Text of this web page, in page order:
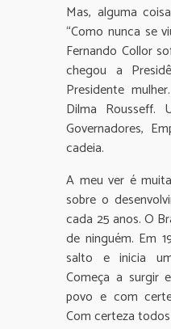
Mas, alguma
“Como nunca se
Fernando Collor
chegou a
Presidente
Dilma Rousseff.
Governadores,
cadeia.
A meu ver é
sobre o
cada 25 anos. O
de ninguém. Em
salto e inicia
Começa a surgir
povo e com
Com certeza